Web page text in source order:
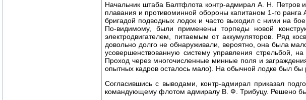
Начальник штаба Балтфлота контр-адмирал А. Н. Петров
плавания и противоминной обороны капитаном 1-го
бригадой подводных лодок и часто выходил с ними на
По-видимому, были применены торпеды новой
электродвигателем, питаемым от аккумуляторов. Ряд
довольно долго не обнаруживали, вероятно, она была
усовершенствованную систему управления стрельбой,
Проход через многочисленные минные поля и
опытных кадров осталось мало). На обычной лодке был бы
Согласившись с выводами, контр-адмирал приказал
командующему флотом адмиралу В. Ф. Трибуцу. Решено